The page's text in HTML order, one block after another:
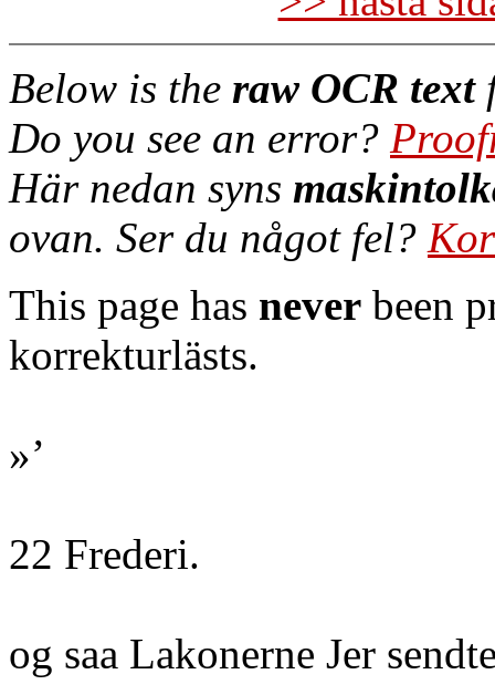
Below is the raw OCR text
Do you see an error?
Här nedan syns
ovan. Ser du något fel?
This page has never been
korrekturlästs.
»’
22 Frederi.
og saa Lakonerne Jer